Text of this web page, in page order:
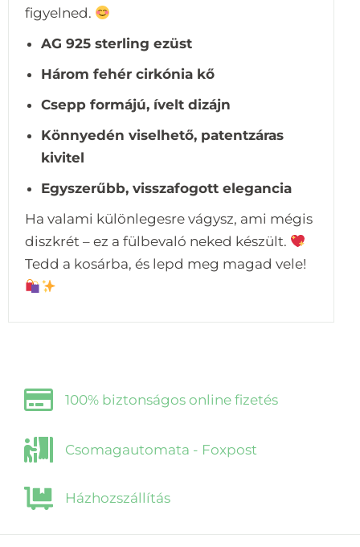
figyelned.
AG 925 sterling ezüst
Három fehér cirkónia kő
Csepp formájú, ívelt dizájn
Könnyedén viselhető, patentzáras
kivitel
Egyszerűbb, visszafogott elegancia
Ha valami különlegesre vágysz, ami mégis
diszkrét – ez a fülbevaló neked készült.
Tedd a kosárba, és lepd meg magad vele!
100% biztonságos online fizetés
Csomagautomata - Foxpost
Házhozszállítás